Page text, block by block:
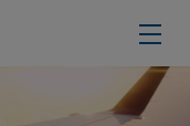
lý thất lạc